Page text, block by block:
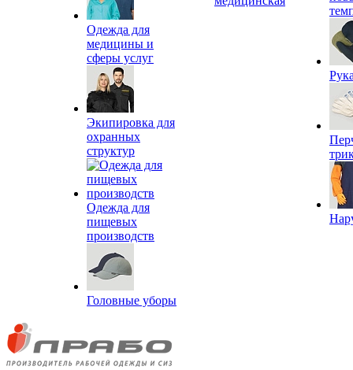
Одежда для
медицины и
сферы услуг
Экипировка для
охранных
структур
Одежда для
пищевых
производств
Головные уборы